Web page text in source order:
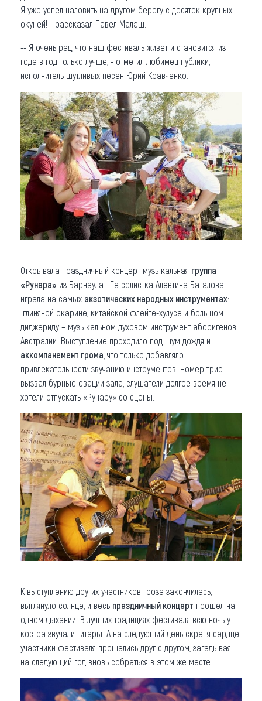
Я уже успел наловить на другом берегу с десяток крупных
окуней! - рассказал Павел Малаш.
-- Я очень рад, что наш фестиваль живет и становится из
года в год только лучше, - отметил любимец публики,
исполнитель шутливых песен Юрий Кравченко.
Открывала праздничный концерт музыкальная группа
«Рунара» из Барнаула. Ее солистка Алевтина Баталова
играла на самых экзотических народных инструментах:
глиняной окарине, китайской флейте-хулусе и большом
диджериду – музыкальном духовом инструмент аборигенов
Австралии. Выступление проходило под шум дождя и
аккомпанемент грома , что только добавляло
привлекательности звучанию инструментов. Номер трио
вызвал бурные овации зала, слушатели долгое время не
хотели отпускать «Рунару» со сцены.
К выступлению других участников гроза закончилась,
выглянуло солнце, и весь праздничный концерт прошел на
одном дыхании. В лучших традициях фестиваля всю ночь у
костра звучали гитары. А на следующий день скрепя сердце
участники фестиваля прощались друг с другом, загадывая
на следующий год вновь собраться в этом же месте.